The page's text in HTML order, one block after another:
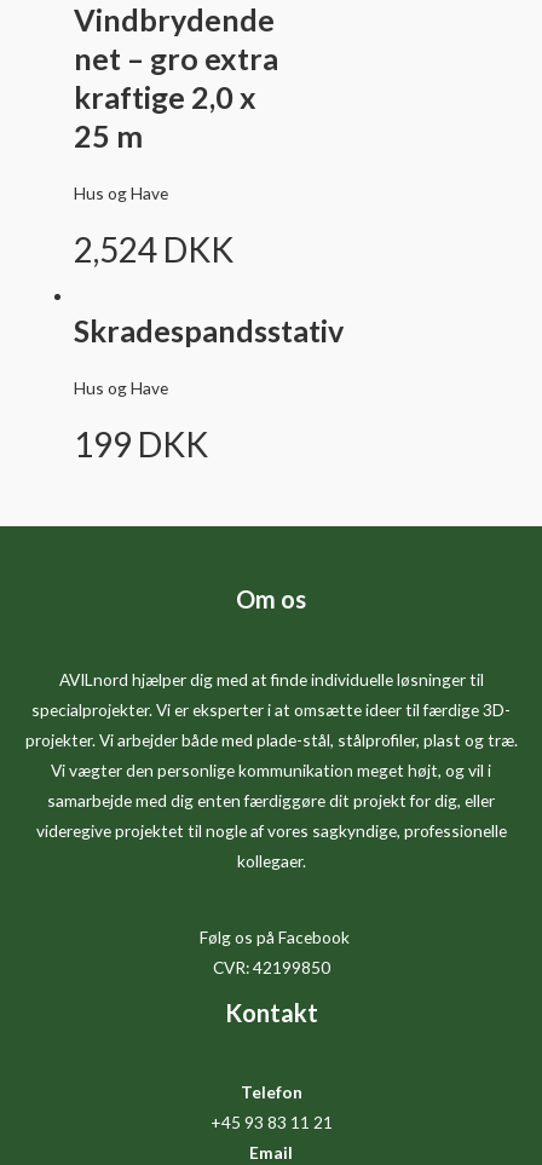
Vindbrydende
net – gro extra
kraftige 2,0 x
25 m
Hus og Have
2,524 DKK
Skradespandsstativ
Hus og Have
199 DKK
Om os
AVILnord hjælper dig med at finde individuelle løsninger til
specialprojekter. Vi er eksperter i at omsætte ideer til færdige 3D-
projekter. Vi arbejder både med plade-stål, stålprofiler, plast og træ.
Vi vægter den personlige kommunikation meget højt, og vil i
samarbejde med dig enten færdiggøre dit projekt for dig, eller
videregive projektet til nogle af vores sagkyndige, professionelle
kollegaer.
Følg os på Facebook
CVR: 42199850
Kontakt
Telefon
+45 93 83 11 21
Email